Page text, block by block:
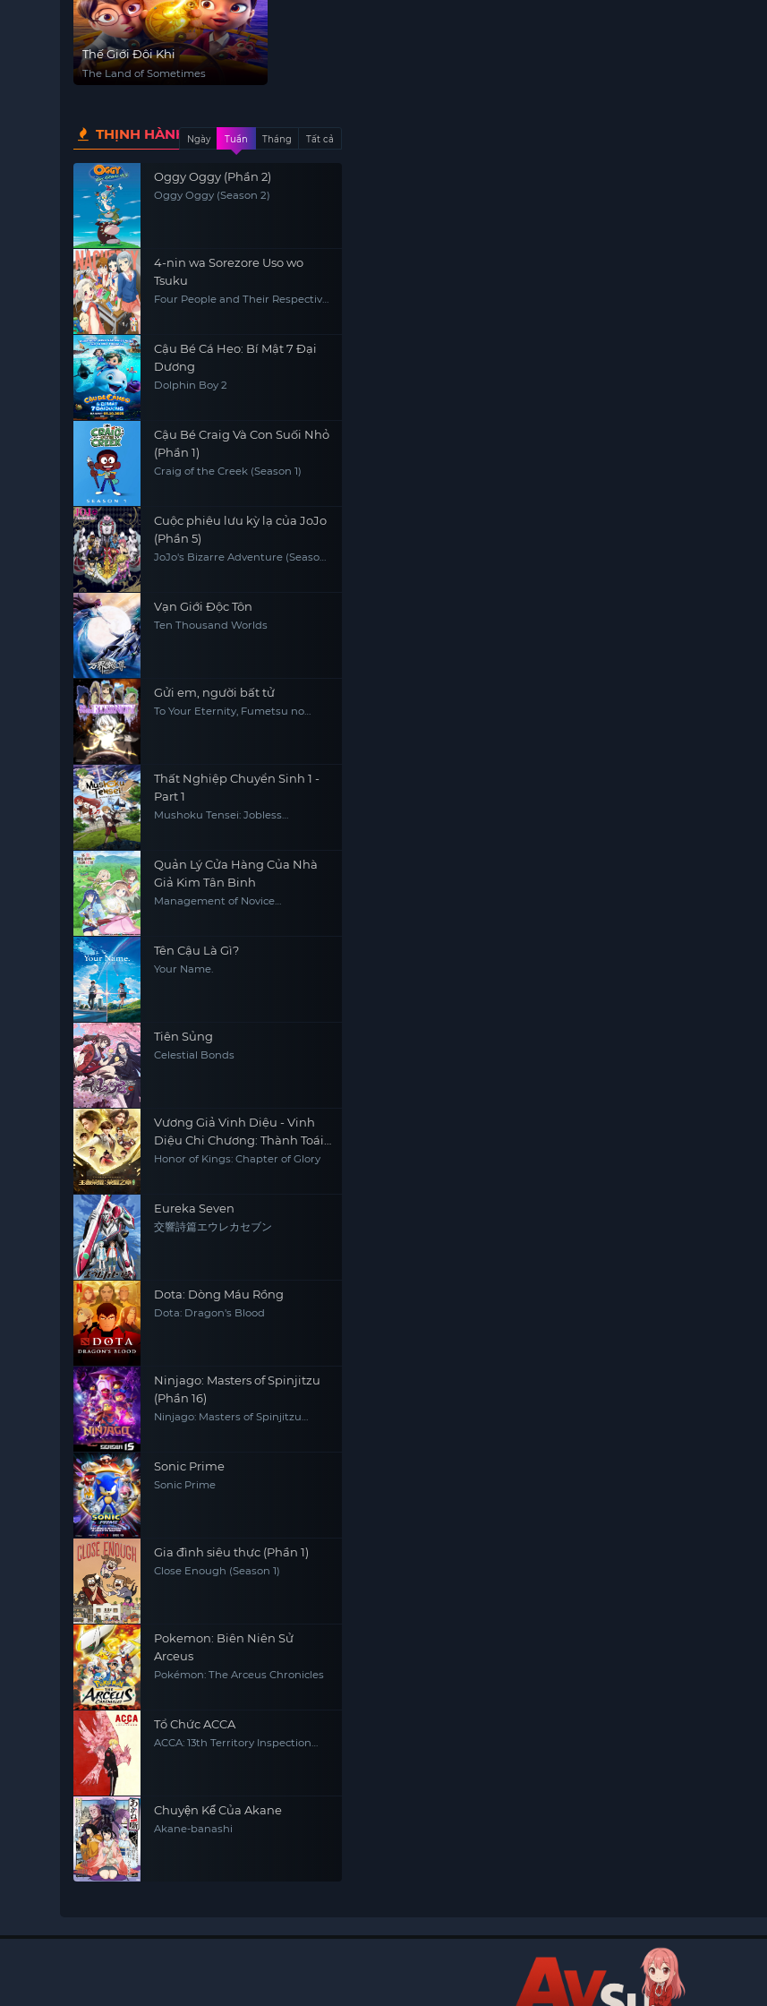
Thế Giới Đôi Khi
The Land of Sometimes
THỊNH HÀNHNgày Tuần Tháng Tất cả
Oggy Oggy (Phần 2)
Oggy Oggy (Season 2)
4-nin wa Sorezore Uso wo
Tsuku
Four People and Their Respective
Cậu Bé Cá Heo: Bí Mật 7 Đại
Dương
Dolphin Boy 2
Cậu Bé Craig Và Con Suối Nhỏ
(Phần 1)
Craig of the Creek (Season 1)
Cuộc phiêu lưu kỳ lạ của JoJo
(Phần 5)
JoJo's Bizarre Adventure (Season
Vạn Giới Độc Tôn
Ten Thousand Worlds
Gửi em, người bất tử
To Your Eternity, Fumetsu no
Thất Nghiệp Chuyển Sinh 1 -
Part 1
Mushoku Tensei: Jobless
Quản Lý Cửa Hàng Của Nhà
Giả Kim Tân Binh
Management of Novice
Tên Cậu Là Gì?
Your Name.
Tiên Sủng
Celestial Bonds
Vương Giả Vinh Diệu - Vinh
Diệu Chi Chương: Thành Toái
Nguyệt
Honor of Kings: Chapter of Glory
Eureka Seven
交響詩篇エウレカセブン
Dota: Dòng Máu Rồng
Dota: Dragon's Blood
Ninjago: Masters of Spinjitzu
(Phần 16)
Ninjago: Masters of Spinjitzu
Sonic Prime
Sonic Prime
Gia đình siêu thực (Phần 1)
Close Enough (Season 1)
Pokemon: Biên Niên Sử
Arceus
Pokémon: The Arceus Chronicles
Tổ Chức ACCA
ACCA: 13th Territory Inspection
Chuyện Kể Của Akane
Akane-banashi